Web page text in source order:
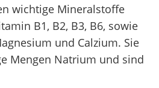
wichtige Mineralstoffe
B1, B2, B3, B6, sowie
und Calzium. Sie
Mengen Natrium und sind